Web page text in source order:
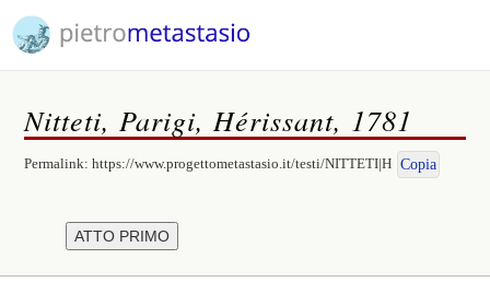
Nitteti, Parigi, Hérissant, 1781
Permalink:https://www.progettometastasio.it/testi/NITTETI|H Copia